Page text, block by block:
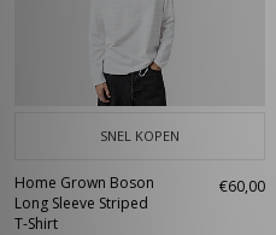
SNEL KOPEN
Home Grown Boson
Long Sleeve Striped
T-Shirt
€60,00